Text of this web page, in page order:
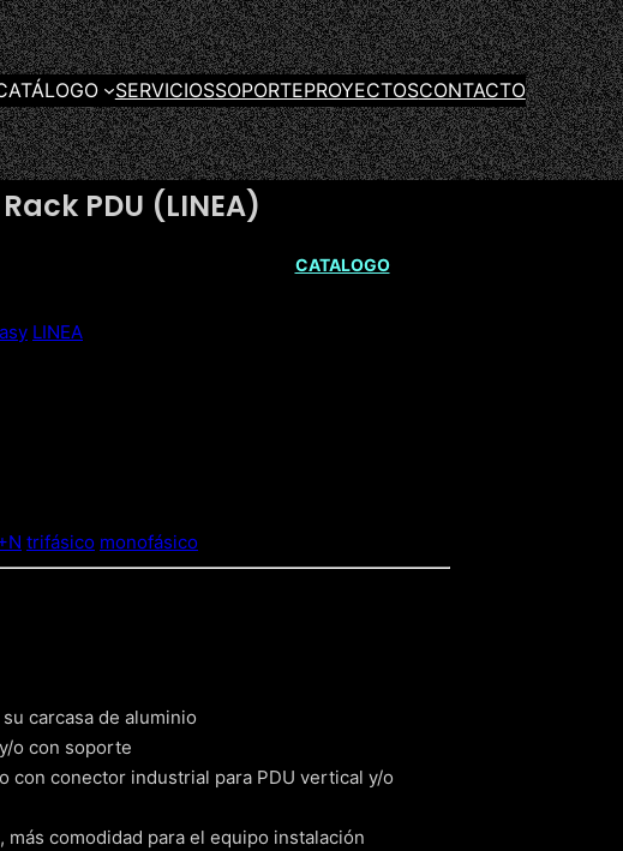
SERVICIOSSOPORTEPROYECTOSCONTACTO
PDU (LINEA)
CATALOGO
LINEA
trifásico monofásico
carcasa de aluminio
o con soporte
con conector industrial para PDU vertical y/o
comodidad para el equipo instalación